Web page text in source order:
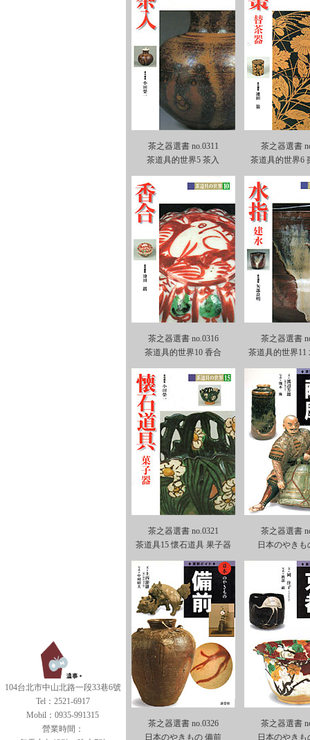
茶之器選書 no.0311
茶道具的世界5 茶入
茶之器選書
茶道具的世界6
茶之器選書 no.0316
茶道具的世界10 香合
茶之器選書
茶道具的世界11
茶之器選書 no.0321
茶道具15 懷石道具 果子器
茶之器選書
日本のやきも
茶之器選書 no.0326
日本のやきもの 備前
茶之器選書
日本のやきも
104台北市中山北路一段33巷6號
Tel：2521-6917
Mobil：0935-991315
營業時間：